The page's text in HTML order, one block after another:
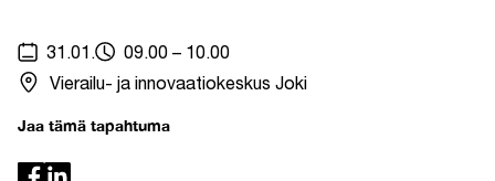
31.01.
09.00 – 10.00
Vierailu- ja innovaatiokeskus Joki
Jaa tämä tapahtuma